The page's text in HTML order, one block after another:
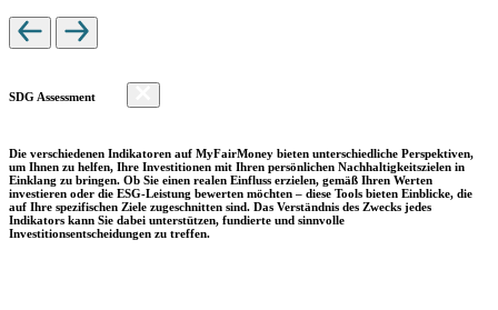
SDG Assessment
Die verschiedenen Indikatoren auf MyFairMoney bieten unterschiedliche Perspektiven,
um Ihnen zu helfen, Ihre Investitionen mit Ihren persönlichen Nachhaltigkeitszielen in
Einklang zu bringen. Ob Sie einen realen Einfluss erzielen, gemäß Ihren Werten
investieren oder die ESG-Leistung bewerten möchten – diese Tools bieten Einblicke, die
auf Ihre spezifischen Ziele zugeschnitten sind. Das Verständnis des Zwecks jedes
Indikators kann Sie dabei unterstützen, fundierte und sinnvolle
Investitionsentscheidungen zu treffen.